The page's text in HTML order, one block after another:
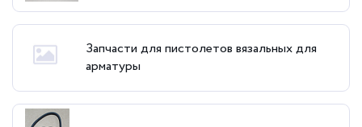
Запчасти для пистолетов вязальных для
арматуры